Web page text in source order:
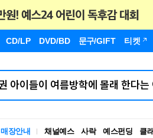
CD/LP DVD/BD 문구/GIFT 티켓
매장안내 채널예스 사락 예스펀딩 클